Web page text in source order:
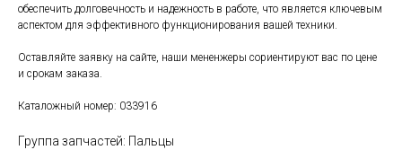
обеспечить долговечность и надежность в работе, что является ключевым
аспектом для эффективного функционирования вашей техники.
Оставляйте заявку на сайте, наши мененжеры сориентируют вас по цене
и срокам заказа.
Каталожный номер: 033916
Группа запчастей: Пальцы